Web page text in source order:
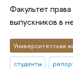
Факультет
выпускников в
Университетская
студенты